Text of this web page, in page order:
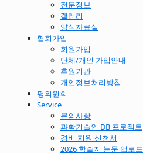
전문정보
갤러리
양식자료실
협회가입
회원가입
단체/개인 가입안내
후원기관
개인정보처리방침
평의원회
Service
문의사항
과학기술인 DB 프로젝트
경비 지원 신청서
2026 학술지 논문 업로드